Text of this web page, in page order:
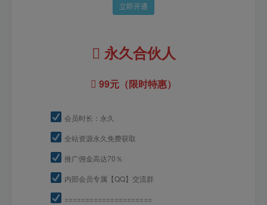
立即开通
永久合伙人
99元（限时特惠）
会员时长：永久
全站资源永久免费获取
推广佣金高达70％
内部会员专属【QQ】交流群
=====================